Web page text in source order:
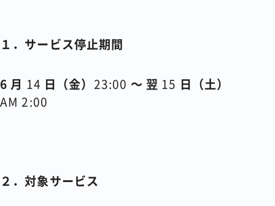
１．サービス停止期間
6月 14 日（金） 23:00 ～ 翌 15 日（土）
AM 2:00
２．対象サービス